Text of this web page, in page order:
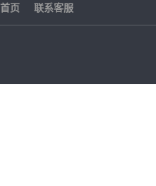
首页 联系客服